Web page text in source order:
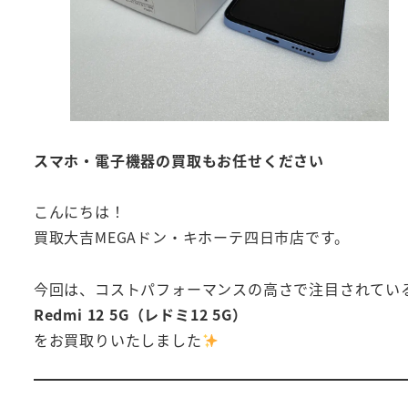
スマホ・電子機器の買取もお任せください
こんにちは！
買取大吉MEGAドン・キホーテ四日市店です。
今回は、コストパフォーマンスの高さで注目されてい
Redmi 12 5G（レドミ12 5G）
をお買取りいたしました